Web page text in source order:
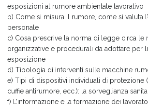
esposizioni al rumore ambientale lavorativo
b) Come si misura il rumore, come si valuta
personale
c) Cosa prescrive la norma di legge circa le
organizzative e procedurali da adottare per
esposizione
d) Tipologia di interventi sulle macchine
e) Tipi di dispositivi individuali di protezione
cuffie antirumore, ecc.): la sorveglianza
f) L’informazione e la formazione dei